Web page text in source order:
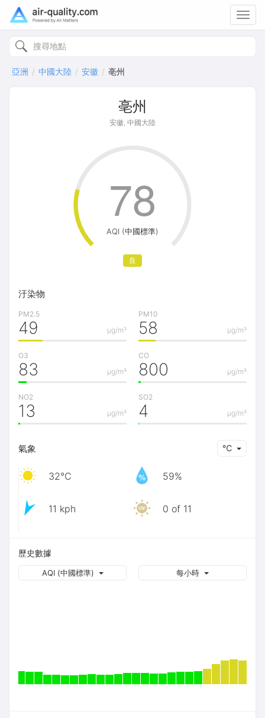
亞洲 中國大陸 安徽 亳州
亳州
安徽, 中國大陸
AQI (中國標準)
良
78
汙染物
PM2.5
μg/m³
49
PM10
μg/m³
58
O3
μg/m³
83
CO
μg/m³
800
NO2
μg/m³
13
SO2
μg/m³
4
氣象 ℃
32℃ 59%
11 kph 0 of 11
歷史數據
每小時
AQI (中國標準)